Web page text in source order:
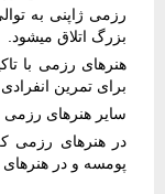
رزمی ژاپنی به
بزرگ اتلاق میشود.
هنرهای رزمی با
برای تمرین انفرادی
سایر هنرهای رزمی
در هنرهای رزمی
پومسه و در هنرهای